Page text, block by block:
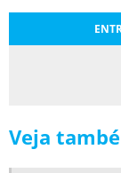
FABRICA DE
FORNECEDORES DE
Veja